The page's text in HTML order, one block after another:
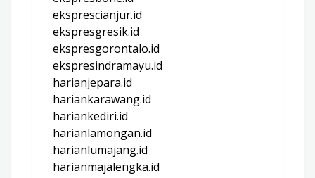
eksprescianjur.id
ekspresgresik.id
ekspresgorontalo.id
ekspresindramayu.id
harianjepara.id
hariankarawang.id
hariankediri.id
harianlamongan.id
harianlumajang.id
harianmajalengka.id